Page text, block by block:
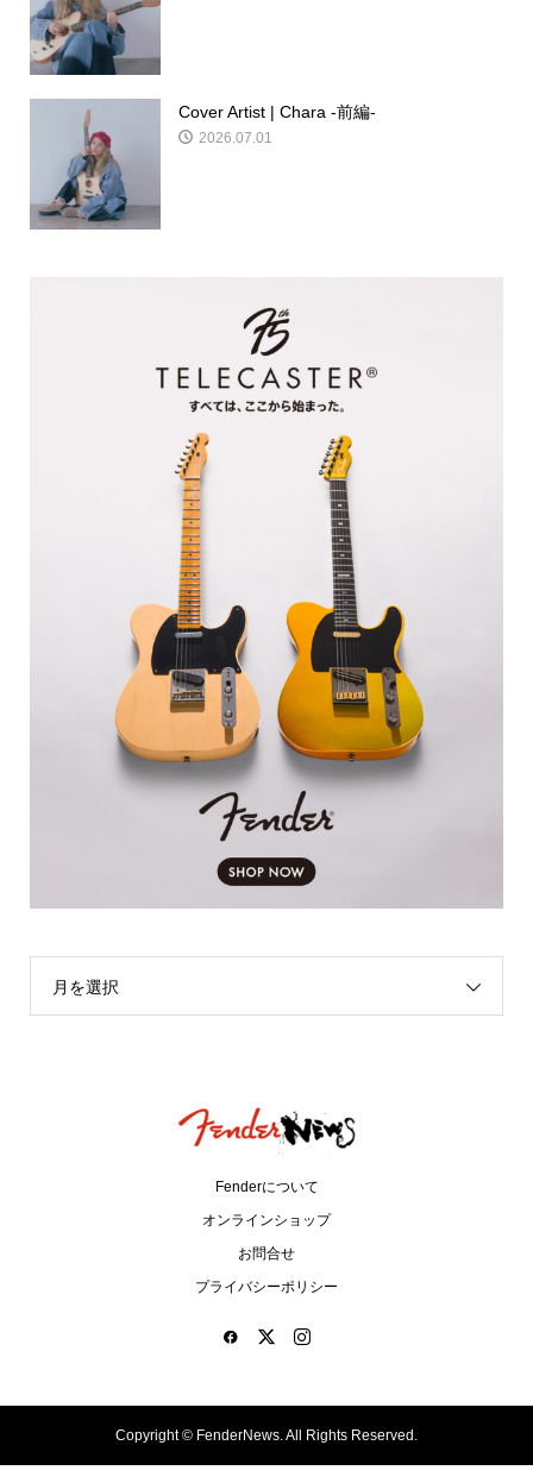
Cover Artist | Chara -前編-
2026.07.01
月を選択
Fenderについて
オンラインショップ
お問合せ
プライバシーポリシー
Copyright © FenderNews. All Rights Reserved.